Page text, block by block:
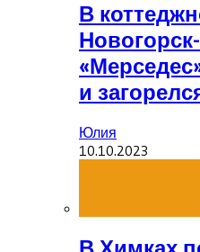
В
и
Юлия
10.10.2023